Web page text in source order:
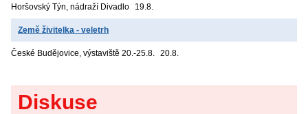
Horšovský Týn, nádraží Divadlo 19.8.
Země živitelka - veletrh
České Budějovice, výstaviště 20.-25.8. 20.8.
Diskuse